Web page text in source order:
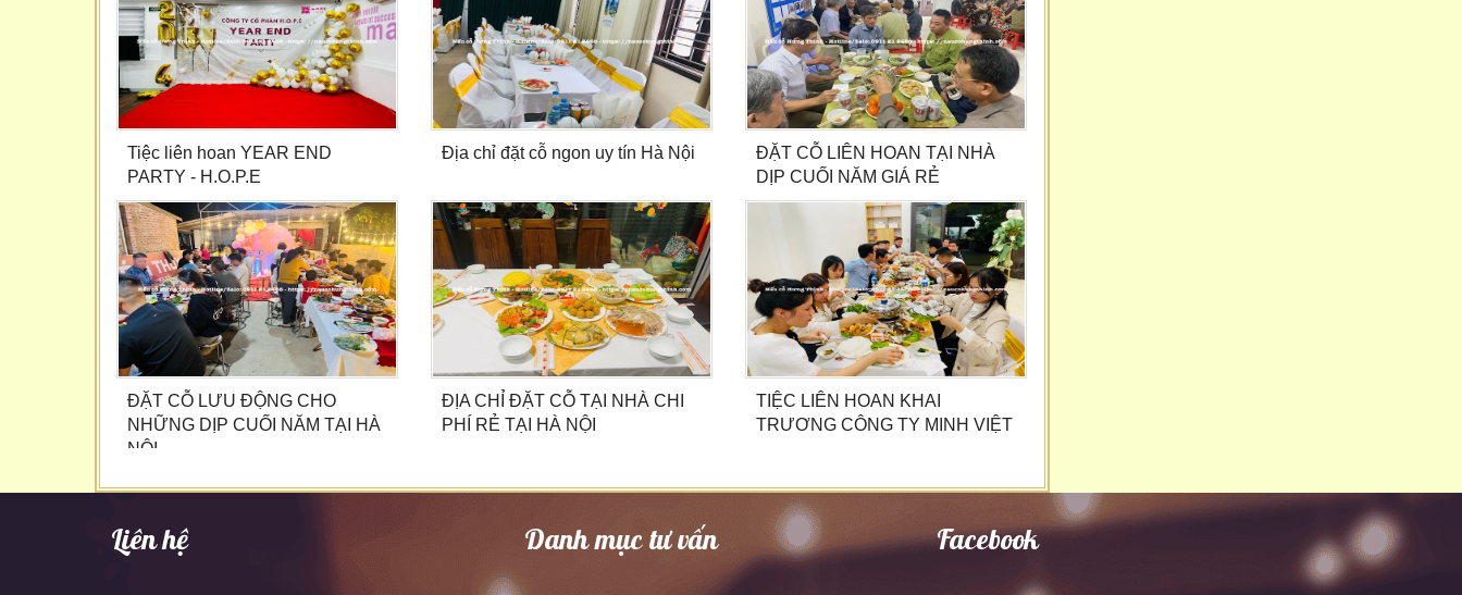
Tiệc liên hoan YEAR END
PARTY - H.O.P.E
Địa chỉ đặt cỗ ngon uy tín Hà Nội
ĐẶT CỖ LIÊN HOAN TẠI NHÀ
DỊP CUỐI NĂM GIÁ RẺ
ĐẶT CỖ LƯU ĐỘNG CHO
NHỮNG DỊP CUỐI NĂM TẠI HÀ
NỘI
ĐỊA CHỈ ĐẶT CỖ TẠI NHÀ CHI
PHÍ RẺ TẠI HÀ NỘI
TIỆC LIÊN HOAN KHAI
TRƯƠNG CÔNG TY MINH VIỆT
Liên hệ Danh mục tư vấn Facebook